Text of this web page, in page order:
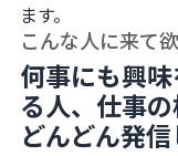
ます。
こんな人に来て
何事にも興
る人、仕事の
どんどん発